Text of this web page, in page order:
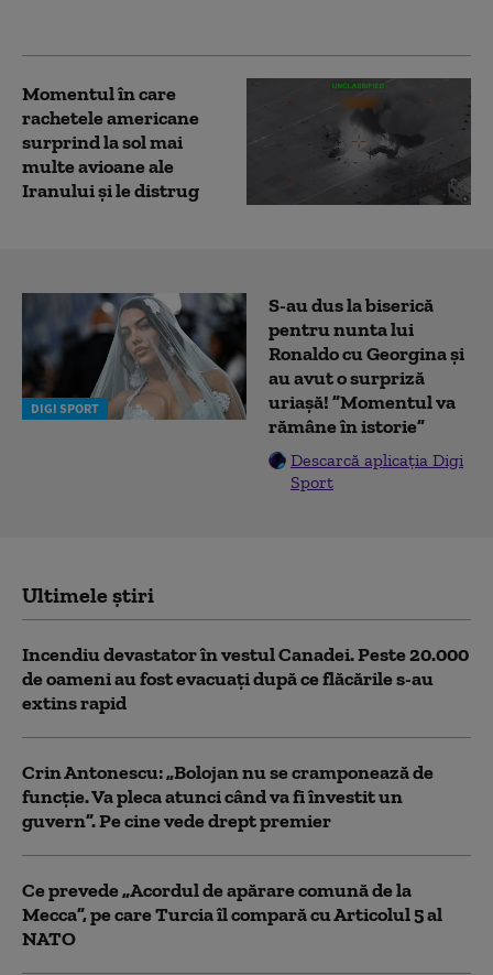
Momentul în care
rachetele americane
surprind la sol mai
multe avioane ale
Iranului și le distrug
DIGI SPORT
S-au dus la biserică
pentru nunta lui
Ronaldo cu Georgina și
au avut o surpriză
uriașă! ”Momentul va
rămâne în istorie”
Descarcă aplicația Digi
Sport
Ultimele știri
Incendiu devastator în vestul Canadei. Peste 20.000
de oameni au fost evacuați după ce flăcările s-au
extins rapid
Crin Antonescu: „Bolojan nu se cramponează de
funcție. Va pleca atunci când va fi învestit un
guvern”. Pe cine vede drept premier
Ce prevede „Acordul de apărare comună de la
Mecca”, pe care Turcia îl compară cu Articolul 5 al
NATO